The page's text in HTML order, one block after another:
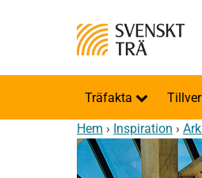
Träfakta
Hem › Inspiration ›